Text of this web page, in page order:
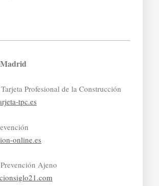
Profesional de la Construcción
tpc.es
online.es
Ajeno